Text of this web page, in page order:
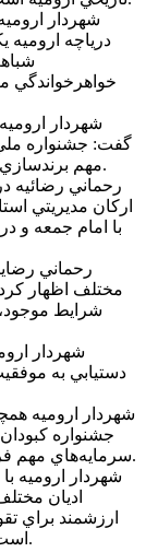
شهردار
درياچه اروميه
خواهرخواندگي
شهردار
گفت: جشنواره ملي
مهم برندسازي فرهنگي اروميه در سطح ملي و بين‌المللي باشد.
رحماني رضائيه
ارکان مديريتي
با امام جمعه و
رحماني
مختلف اظهار
شرايط
شهردار
دستيابي به
شهردار اروميه
جشنواره
سرمايه‌هاي مهم فرهنگي و جاذبه‌هاي گردشگري اروميه تبديل شود.
شهردار اروميه
اديان
ارزشمند براي
است و اين سرمايه اجتماعي بايد حفظ و تقويت شود.